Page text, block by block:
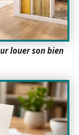
louer son bien